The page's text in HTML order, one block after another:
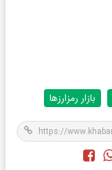
بازار رمزارزها